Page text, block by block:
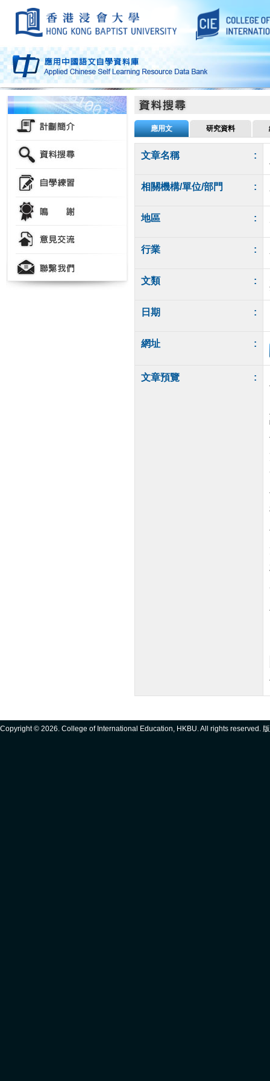
應用文 研究資料
文章名稱 :
相關機構/單位/部門 :
地區 :
行業 :
文類 :
日期 :
網址 :
文章預覽 :
Copyright © 2026. College of International Education, HKBU. All rights reserved.